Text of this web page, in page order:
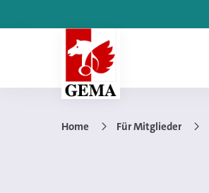
Home Für Mitglieder